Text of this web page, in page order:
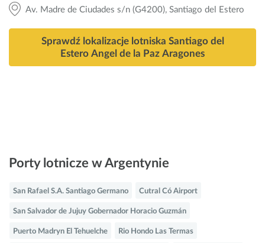
Av. Madre de Ciudades s/n (G4200), Santiago del Estero
Sprawdź lokalizacje lotniska Santiago del
Estero Angel de la Paz Aragones
Porty lotnicze w Argentynie
San Rafael S.A. Santiago Germano Cutral Có Airport
San Salvador de Jujuy Gobernador Horacio Guzmán
Puerto Madryn El Tehuelche Rio Hondo Las Termas